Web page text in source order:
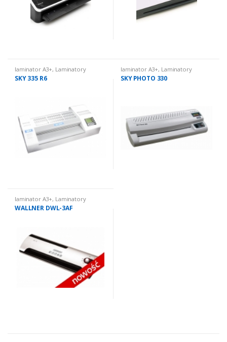
laminator A3+, Laminatory
SKY 335 R6
laminator A3+, Laminatory
SKY PHOTO 330
laminator A3+, Laminatory
WALLNER DWL-3AF